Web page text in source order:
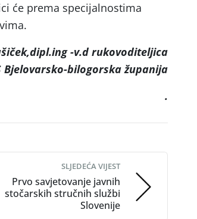
će prema specijalnostima
-v.d rukovoditeljica
Bjelovarsko-bilogorska županija
.
SLJEDEĆA VIJEST
Prvo savjetovanje javnih
stočarskih stručnih službi
Slovenije